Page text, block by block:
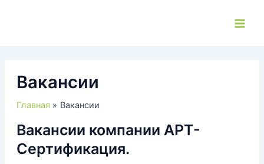
Вакансии
Главная Вакансии
Вакансии компании АРТ-
Сертификация.